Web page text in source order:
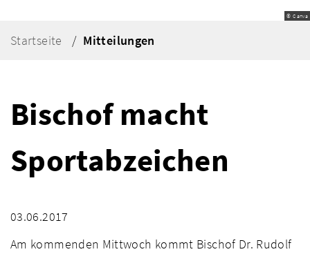
© Canva
Startseite Mitteilungen
Bischof macht
Sportabzeichen
03.06.2017
Am kommenden Mittwoch kommt Bischof Dr. Rudolf